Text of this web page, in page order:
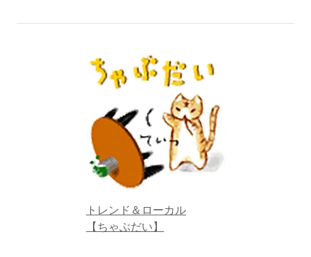
トレンド＆ローカル
【ちゃぶだい】